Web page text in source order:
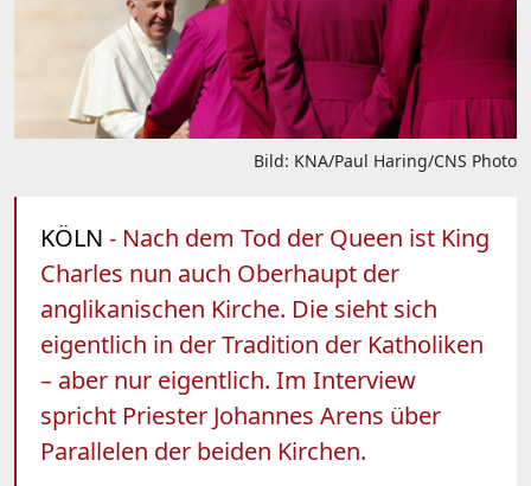
Bild: KNA/Paul Haring/CNS Photo
KÖLN - Nach dem Tod der Queen ist King
Charles nun auch Oberhaupt der
anglikanischen Kirche. Die sieht sich
eigentlich in der Tradition der Katholiken
– aber nur eigentlich. Im Interview
spricht Priester Johannes Arens über
Parallelen der beiden Kirchen.